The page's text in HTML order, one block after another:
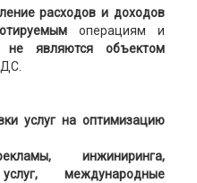
расходов и доходов
операциям и
не являются объектом
услуг на оптимизацию
инжиниринга,
международные